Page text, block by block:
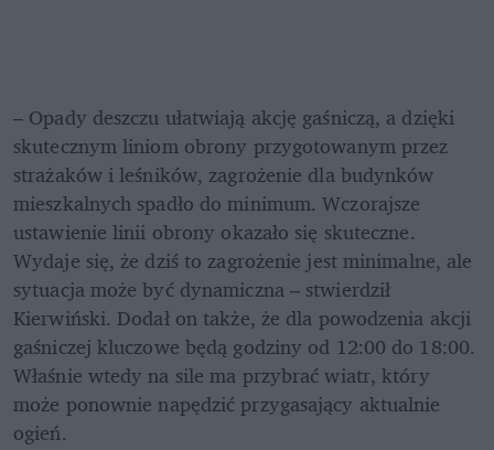
– Opady deszczu ułatwiają akcję gaśniczą, a dzięki
skutecznym liniom obrony przygotowanym przez
strażaków i leśników, zagrożenie dla budynków
mieszkalnych spadło do minimum. Wczorajsze
ustawienie linii obrony okazało się skuteczne.
Wydaje się, że dziś to zagrożenie jest minimalne, ale
sytuacja może być dynamiczna – stwierdził
Kierwiński. Dodał on także, że dla powodzenia akcji
gaśniczej kluczowe będą godziny od 12:00 do 18:00.
Właśnie wtedy na sile ma przybrać wiatr, który
może ponownie napędzić przygasający aktualnie
ogień.